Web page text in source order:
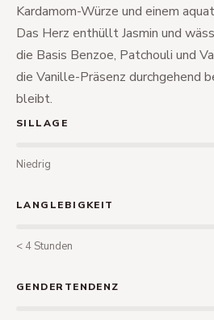
Kardamom-Würze und einem
Das Herz enthüllt Jasmin und
die Basis Benzoe, Patchouli und
die Vanille-Präsenz durchgehend
bleibt.
SILLAGE
Niedrig
LANGLEBIGKEIT
< 4 Stunden
GENDERTENDENZ